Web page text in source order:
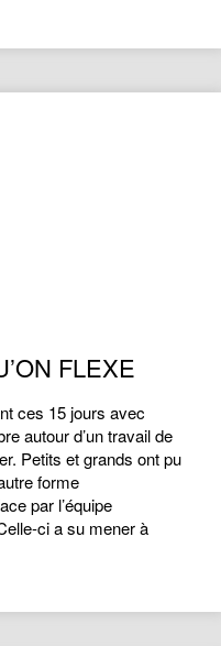
FLEXE
ces 15 jours avec
autour d’un travail de
Petits et grands ont pu
forme
par l’équipe
ci a su mener à